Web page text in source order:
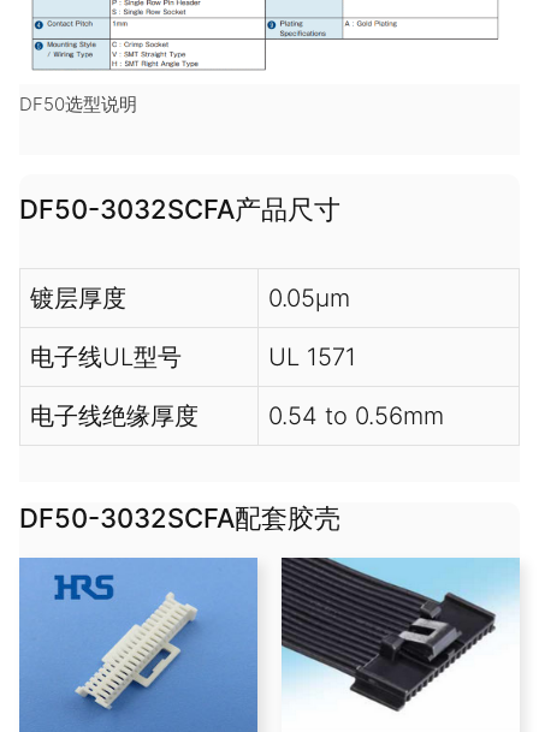
DF50选型说明
DF50-3032SCFA产品尺寸
镀层厚度 0.05µm
电子线UL型号 UL 1571
电子线绝缘厚度 0.54 to 0.56mm
DF50-3032SCFA配套胶壳